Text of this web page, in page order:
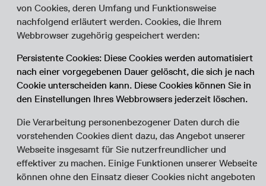
von Cookies, deren Umfang und Funktionsweise
nachfolgend erläutert werden. Cookies, die Ihrem
Webbrowser zugehörig gespeichert werden:
Persistente Cookies: Diese Cookies werden automatisiert
nach einer vorgegebenen Dauer gelöscht, die sich je nach
Cookie unterscheiden kann. Diese Cookies können Sie in
den Einstellungen Ihres Webbrowsers jederzeit löschen.
Die Verarbeitung personenbezogener Daten durch die
vorstehenden Cookies dient dazu, das Angebot unserer
Webseite insgesamt für Sie nutzerfreundlicher und
effektiver zu machen. Einige Funktionen unserer Webseite
können ohne den Einsatz dieser Cookies nicht angeboten